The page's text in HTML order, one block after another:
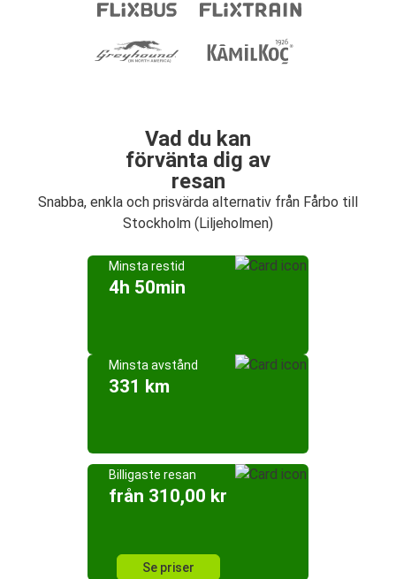
Vad du kan
förvänta dig av
resan
Snabba, enkla och prisvärda alternativ från Fårbo till
Stockholm (Liljeholmen)
Minsta restid
4h 50min
Minsta avstånd
331 km
Billigaste resan
från 310,00 kr
Se priser